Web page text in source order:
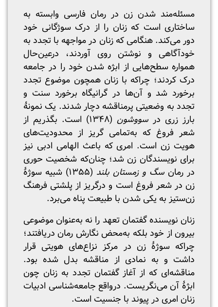
مسئله‌مند شدن زن در رمان فارسی وابسته به
ساختاری است که زنان را از درک سوژگانی خود
دور می‌کند. هنگامی که زنان در مواجهه با تجدد به
خودآگاهی و نوشتن روی آوردند، درعین‌حال
همواره سطح‌هایی از ابژه شدن خود را در جامعه
درک کردند؛ چراکه با زنان همچون موضوع تجدد
برخورد شد و آن‌ها در گرانیگاه برخورد سنت و
تجدد به وضعیتی پرمناقشه دچار شدند. یک نمونۀ
بارز زری در سووشون
(۱۳۴۸) است. بگذریم از
شعر فروغ که به‌تمامی گریز از محدودیت‌های
هویت زن است. امری که باعث الهامی ادبی نیز
برای نویسندگان زن شد؛ چنان‌که شخصیت حوری
در رمان سگ و زمستان بلند
(۱۳۵۵) شبیه سوژۀ
زن در شعر فروغ است و درگریز از پلشتی فرهنگ
زن‌ستیز به یکی شدن با طبیعت پناه می‌برد.
زنان نویسنده گفتمان تعهد را نه به‌عنوان موضوعی
بیرون از خود بلکه به‌محض نگارش رمان دریافتند؛
چراکه سوژۀ زن در مرکز نزاع‌های هویتی قرار
داشت و به نمادی از مناقشه بدل شده بود.
مناقشه‌ای که از آغاز گفتمان تجدد به زنان چون
ابژۀ آن می‌نگریست. درواقع جامعه‌شناسی ادبیات
زنان امری در پیوند با جنسیت است.